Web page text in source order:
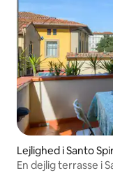
Lejlighed i Santo
En dejlig terrasse i